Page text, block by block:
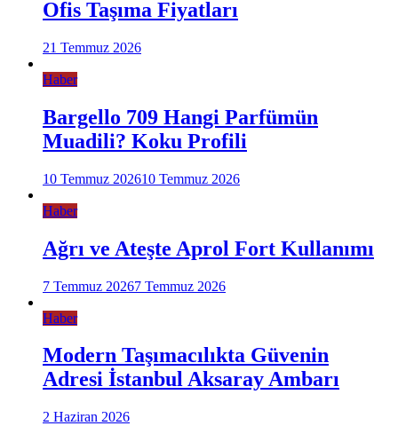
Ofis Taşıma Fiyatları
21 Temmuz 2026
Haber
Bargello 709 Hangi Parfümün
Muadili? Koku Profili
10 Temmuz 202610 Temmuz 2026
Haber
Ağrı ve Ateşte Aprol Fort Kullanımı
7 Temmuz 20267 Temmuz 2026
Haber
Modern Taşımacılıkta Güvenin
Adresi İstanbul Aksaray Ambarı
2 Haziran 2026